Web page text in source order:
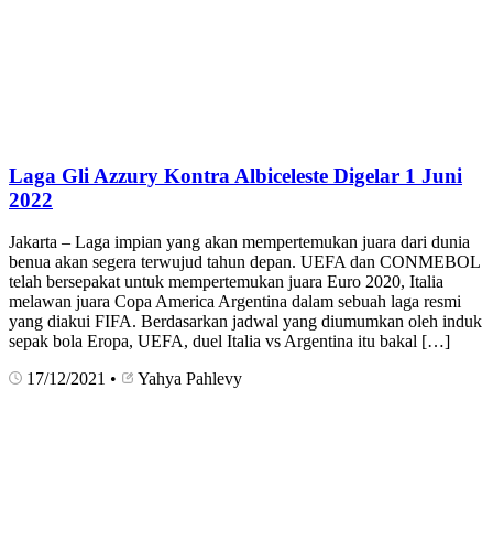
Laga Gli Azzury Kontra Albiceleste Digelar 1 Juni
2022
Jakarta – Laga impian yang akan mempertemukan juara dari dunia
benua akan segera terwujud tahun depan. UEFA dan CONMEBOL
telah bersepakat untuk mempertemukan juara Euro 2020, Italia
melawan juara Copa America Argentina dalam sebuah laga resmi
yang diakui FIFA. Berdasarkan jadwal yang diumumkan oleh induk
sepak bola Eropa, UEFA, duel Italia vs Argentina itu bakal […]
17/12/2021 • Yahya Pahlevy